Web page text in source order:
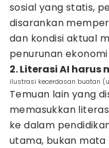
sosial yang statis,
disarankan
dan kondisi aktual
penurunan
2. Literasi AI
ilustrasi kecerdasan buatan
Temuan lain yang
memasukkan
ke dalam
utama, bukan mata